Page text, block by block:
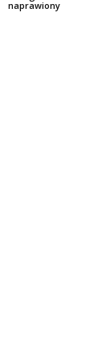
naprawiony